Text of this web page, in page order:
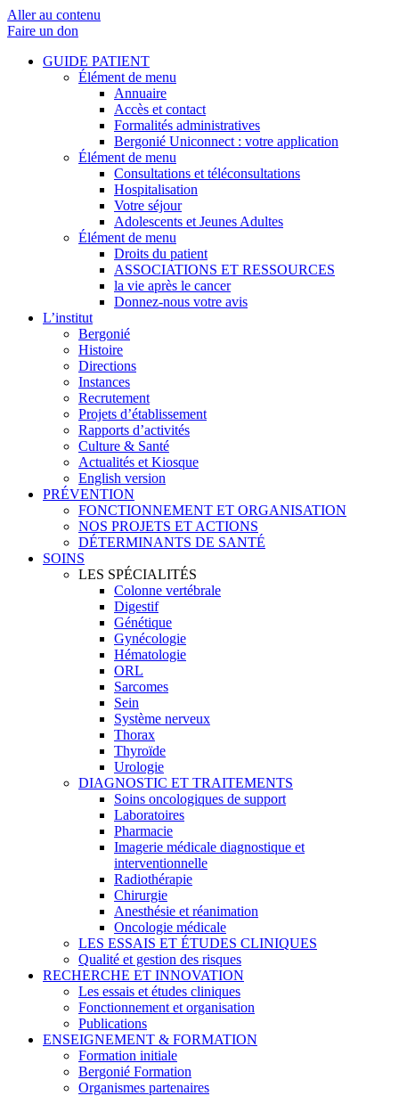
Aller au contenu
Faire un don
GUIDE PATIENT
Élément de menu
Annuaire
Accès et contact
Formalités administratives
Bergonié Uniconnect : votre application
Élément de menu
Consultations et téléconsultations
Hospitalisation
Votre séjour
Adolescents et Jeunes Adultes
Élément de menu
Droits du patient
ASSOCIATIONS ET RESSOURCES
la vie après le cancer
Donnez-nous votre avis
L’institut
Bergonié
Histoire
Directions
Instances
Recrutement
Projets d’établissement
Rapports d’activités
Culture & Santé
Actualités et Kiosque
English version
PRÉVENTION
FONCTIONNEMENT ET ORGANISATION
NOS PROJETS ET ACTIONS
DÉTERMINANTS DE SANTÉ
SOINS
LES SPÉCIALITÉS
Colonne vertébrale
Digestif
Génétique
Gynécologie
Hématologie
ORL
Sarcomes
Sein
Système nerveux
Thorax
Thyroïde
Urologie
DIAGNOSTIC ET TRAITEMENTS
Soins oncologiques de support
Laboratoires
Pharmacie
Imagerie médicale diagnostique et
interventionnelle
Radiothérapie
Chirurgie
Anesthésie et réanimation
Oncologie médicale
LES ESSAIS ET ÉTUDES CLINIQUES
Qualité et gestion des risques
RECHERCHE ET INNOVATION
Les essais et études cliniques
Fonctionnement et organisation
Publications
ENSEIGNEMENT & FORMATION
Formation initiale
Bergonié Formation
Organismes partenaires